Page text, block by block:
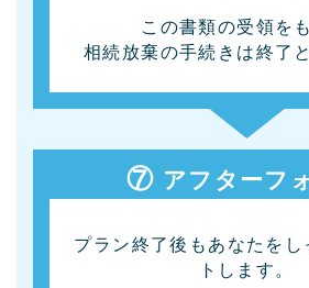
この書類の受領を
相続放棄の手続きは終了
⑦ アフターフ
プラン終了後もあなたをし
トします。